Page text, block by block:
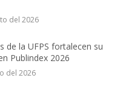
del 2026
de la UFPS fortalecen su
Publindex 2026
del 2026